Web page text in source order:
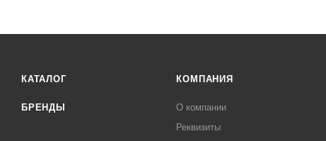
КАТАЛОГ
БРЕНДЫ
КОМПАНИЯ
О компании
Реквизиты